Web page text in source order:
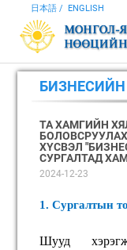
日本語 ENGLISH
БИЗНЕСИЙН
ТА ХАМГИЙН
ХҮСВЭЛ
СУРГАЛТАД
2024-12-23
1. Сургалтын
Шууд